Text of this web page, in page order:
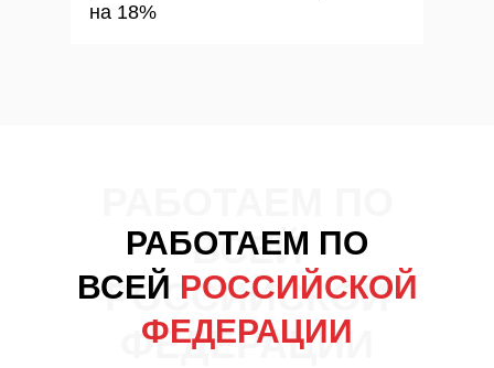
на 18%
ВСЕЙ
РОССИЙСКОЙ
ФЕДЕРАЦИИ
РАБОТАЕМ ПО
ВСЕЙ РОССИЙСКОЙ
ФЕДЕРАЦИИ